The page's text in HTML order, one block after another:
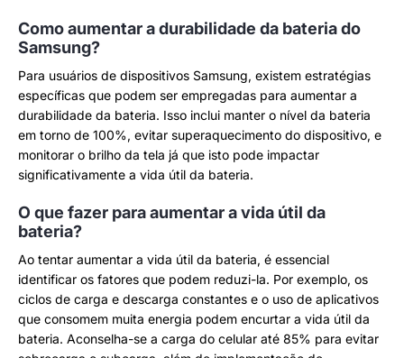
Como aumentar a durabilidade da bateria do
Samsung?
Para usuários de dispositivos Samsung, existem estratégias
específicas que podem ser empregadas para aumentar a
durabilidade da bateria. Isso inclui manter o nível da bateria
em torno de 100%, evitar superaquecimento do dispositivo, e
monitorar o brilho da tela já que isto pode impactar
significativamente a vida útil da bateria.
O que fazer para aumentar a vida útil da
bateria?
Ao tentar aumentar a vida útil da bateria, é essencial
identificar os fatores que podem reduzi-la. Por exemplo, os
ciclos de carga e descarga constantes e o uso de aplicativos
que consomem muita energia podem encurtar a vida útil da
bateria. Aconselha-se a carga do celular até 85% para evitar